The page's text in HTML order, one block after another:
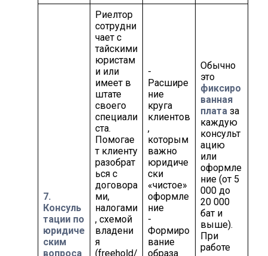
7.
Консуль
тации по
юридиче
ским
вопроса
Риелтор
сотрудни
чает с
тайскими
юристам
и или
имеет в
штате
своего
специали
ста.
Помогае
т клиенту
разобрат
ься с
договора
ми,
налогами
, схемой
владени
я
(freehold/
-
Расшире
ние
круга
клиентов
,
которым
важно
юридиче
ски
«чистое»
оформле
ние
-
Формиро
вание
образа
Обычно
это
фиксиро
ванная
плата за
каждую
консульт
ацию
или
оформле
ние (от 5
000 до
20 000
бат и
выше).
При
работе